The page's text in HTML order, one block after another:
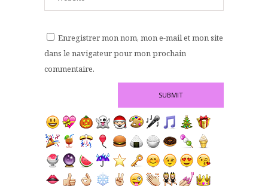
Enregistrer mon nom, mon e-mail et mon site
dans le navigateur pour mon prochain
commentaire.